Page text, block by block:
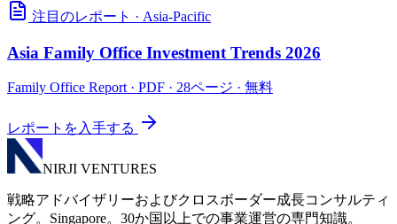
注目のレポート · Asia-Pacific
Asia Family Office Investment Trends 2026
Family Office Report· PDF · 28ページ · 無料
レポートを入手する
NIRJI VENTURES
戦略アドバイザリーおよびクロスボーダー成長コンサルティ
ング。Singapore。30か国以上での事業運営の専門知識。